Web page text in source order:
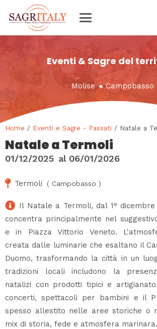
Eventi & Sagre del
Molise ●Campobasso
Home / Eventi e Sagre - Passati / Natale a
Natale a Termoli
01/12/2025 al 06/01/2026
Termoli ( Campobasso )
Il Natale a Termoli, dal 1°
concentra principalmente nel
e in Piazza Vittorio Veneto.
creata dalle luminarie che esaltano il
Duomo, trasformando la città in un
tradizioni locali includono la
natalizi con prodotti tipici e
concerti, spettacoli per bambini e il
spesso allestito nelle aree storiche o
mix di storia, fede e atmosfera marinara.